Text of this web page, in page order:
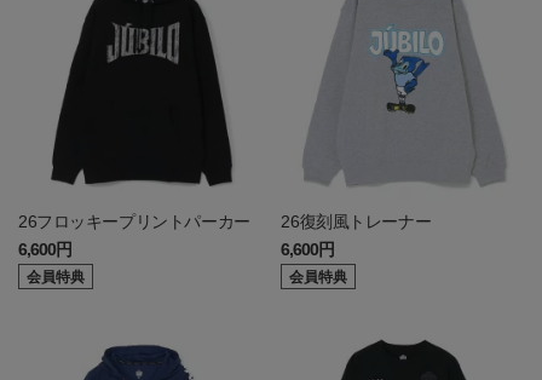
26フロッキープリントパーカー
6,600円
会員特典
26復刻風トレーナー
6,600円
会員特典